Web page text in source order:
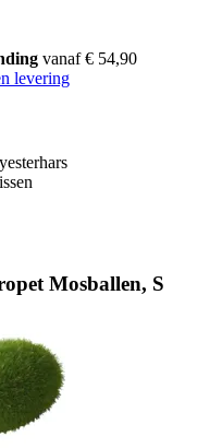
vanaf € 54,90
levering
Mosballen, S